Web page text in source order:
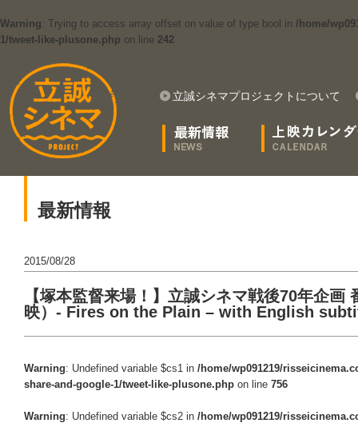
Warning: Trying to access array offset on value of type bool in /home/
1/tweet-like-plusone.php on line 242
立誠シネマプロジェクトについて
最新情報
2015/08/28
【塚本監督来場！】立誠シネマ戦後70年企
映）- Fires on the Plain – with English
Warning: Undefined variable $cs1 in /home/wp091219/
share-and-google-1/tweet-like-plusone.php on line 756
Warning: Undefined variable $cs2 in /home/wp091219/